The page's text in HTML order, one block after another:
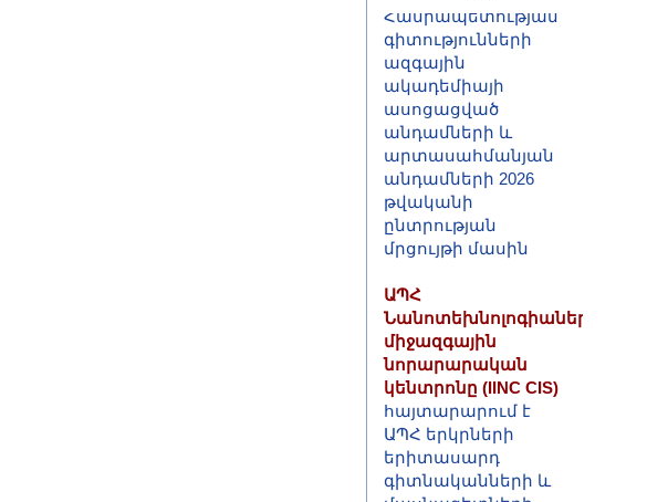
ազգային
ակադեմիայի
ասոցացված
անդամների և
արտասահմանյան
անդամների 2026
թվականի
ընտրության
մրցույթի մասին
ԱՊՀ
միջազգային
նորարարական
կենտրոնը (IINC CIS)
հայտարարում է
ԱՊՀ երկրների
երիտասարդ
գիտնականների և
մասնագետների
համար